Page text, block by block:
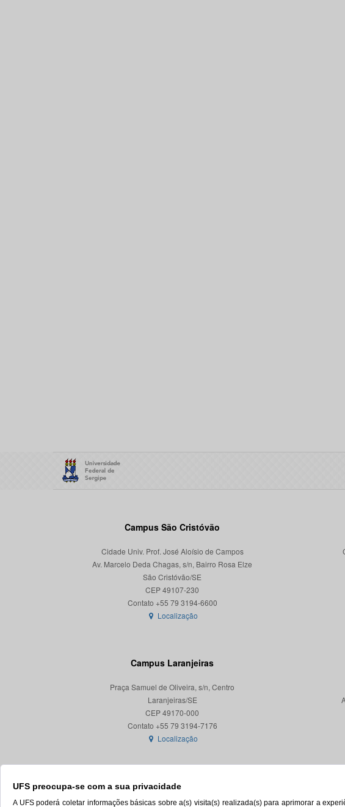
UFS preocupa-se com a sua privacidade
A UFS poderá coletar informações básicas sobre a(s) visita(s) realizada(s) para aprimorar a
Campus São Cristóvão
Cidade Univ. Prof. José Aloísio de Campos
Av. Marcelo Deda Chagas, s/n, Bairro Rosa Elze
São Cristóvão/SE
CEP 49107-230
Localização
Campus Laranjeiras
Praça Samuel de Oliveira, s/n, Centro
Laranjeiras/SE
CEP 49170-000
Localização